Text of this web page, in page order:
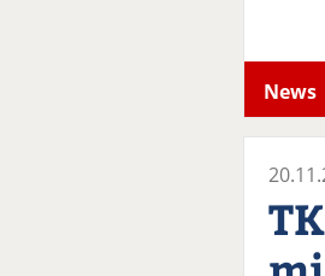
News